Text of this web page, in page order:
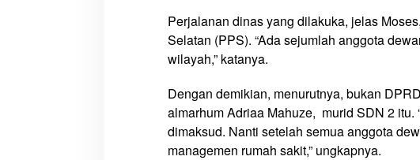
Perjalanan dinas yang dilakuka, jelas
Selatan (PPS). “Ada sejumlah anggota
wilayah,” katanya.
Dengan demikian, menurutnya, bukan
almarhum Adriaa Mahuze, murid SDN 2
dimaksud. Nanti setelah semua anggota
managemen rumah sakit,” ungkapnya.